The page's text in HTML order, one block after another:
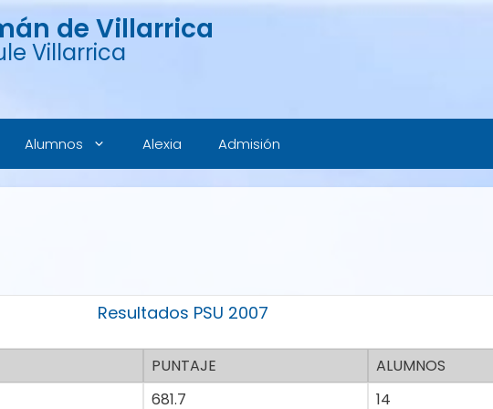
de Villarrica
Villarrica
Alumnos Alexia Admisión
Resultados PSU 2007
PUNTAJE
ALUMNOS
681.7 14